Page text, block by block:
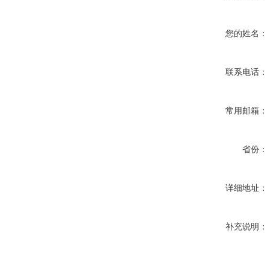
您的姓名：
联系电话：
常用邮箱：
省份：
详细地址：
补充说明：